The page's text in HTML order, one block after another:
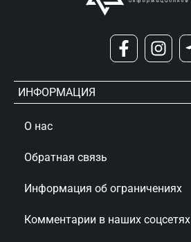
ИНФОРМАЦИЯ
О нас
Обратная связь
Информация об ограничениях
Комментарии в наших соцсетях